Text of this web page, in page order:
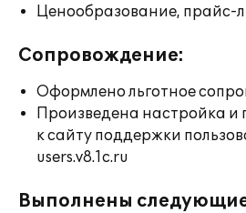
Ценообразование, прайс-
Сопровождение:
Оформлено льготное
Произведена настройка и
к сайту поддержки
users.v8.1c.ru
Выполнены